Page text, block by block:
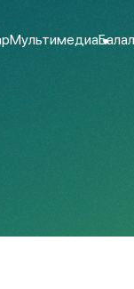
Мультимедиа